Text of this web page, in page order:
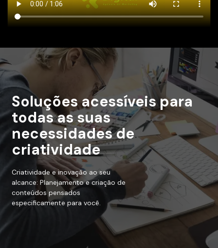
Soluções acessíveis para
todas as suas
necessidades de
criatividade
Criatividade e inovação ao seu
alcance: Planejamento e criação de
conteúdos pensados
especificamente para você.